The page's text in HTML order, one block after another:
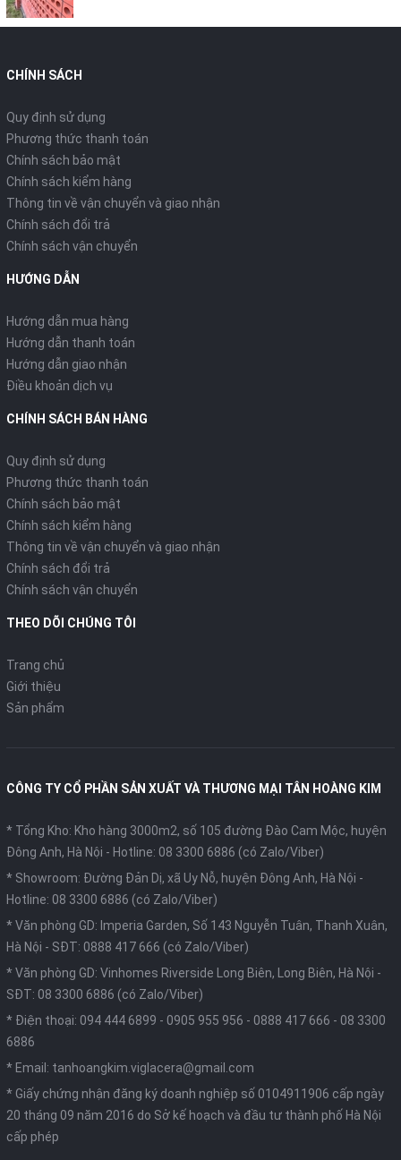
CHÍNH SÁCH
Quy định sử dụng
Phương thức thanh toán
Chính sách bảo mật
Chính sách kiểm hàng
Thông tin về vận chuyển và giao nhận
Chính sách đổi trả
Chính sách vận chuyển
HƯỚNG DẪN
Hướng dẫn mua hàng
Hướng dẫn thanh toán
Hướng dẫn giao nhận
Điều khoản dịch vụ
CHÍNH SÁCH BÁN HÀNG
Quy định sử dụng
Phương thức thanh toán
Chính sách bảo mật
Chính sách kiểm hàng
Thông tin về vận chuyển và giao nhận
Chính sách đổi trả
Chính sách vận chuyển
THEO DÕI CHÚNG TÔI
Trang chủ
Giới thiệu
Sản phẩm
CÔNG TY CỔ PHẦN SẢN XUẤT VÀ THƯƠNG MẠI TÂN HOÀNG KIM
* Tổng Kho: Kho hàng 3000m2, số 105 đường Đào Cam Mộc, huyện
Đông Anh, Hà Nội - Hotline: 08 3300 6886 (có Zalo/Viber)
* Showroom: Đường Đản Dị, xã Uy Nỗ, huyện Đông Anh, Hà Nội -
Hotline: 08 3300 6886 (có Zalo/Viber)
* Văn phòng GD: Imperia Garden, Số 143 Nguyễn Tuân, Thanh Xuân,
Hà Nội - SĐT: 0888 417 666 (có Zalo/Viber)
* Văn phòng GD: Vinhomes Riverside Long Biên, Long Biên, Hà Nội -
SĐT: 08 3300 6886 (có Zalo/Viber)
* Điện thoại: 094 444 6899 - 0905 955 956 - 0888 417 666 - 08 3300
6886
* Email: tanhoangkim.viglacera@gmail.com
* Giấy chứng nhận đăng ký doanh nghiệp số 0104911906 cấp ngày
20 tháng 09 năm 2016 do Sở kế hoạch và đầu tư thành phố Hà Nội
cấp phép